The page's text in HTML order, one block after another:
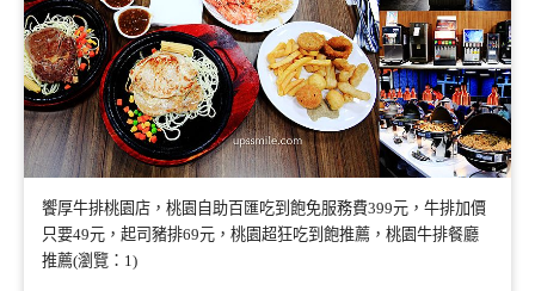
饗厚牛排桃園店，桃園自助百匯吃到飽免服務費399元，牛排加價
只要49元，起司豬排69元，桃園超狂吃到飽推薦，桃園牛排餐廳
推薦(瀏覽：1)